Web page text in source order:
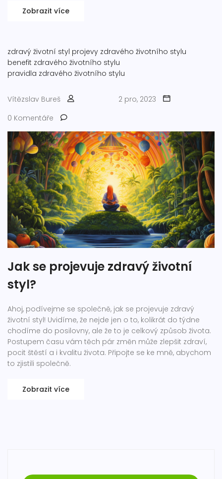
Zobrazit více
zdravý životní styl projevy zdravého životního stylu
benefit zdravého životního stylu
pravidla zdravého životního stylu
Vítězslav Bureš
2 pro, 2023
0 Komentáře
Jak se projevuje zdravý životní
styl?
Ahoj, podívejme se společně, jak se projevuje zdravý
životní styl! Uvidíme, že nejde jen o to, kolikrát do týdne
chodíme do posilovny, ale že to je celkový způsob života.
Postupem času vám těch pár změn může zlepšit zdraví,
pocit štěstí a i kvalitu života. Připojte se ke mně, abychom
to zjistili společně.
Zobrazit více